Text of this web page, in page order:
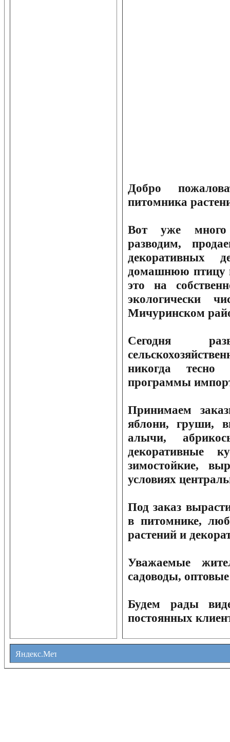
Добро
питомника
Вот уже
разводим,
декоративных
домашнюю птицу
это на
экологически
Мичуринском
Сегодня
никогда тесно
программы
Принимаем
яблони, груши,
алычи,
декоративные
зимостойкие,
условиях
Под заказ
в питомнике,
растений и
Уважаемые
садоводы,
Будем рады
постоянных